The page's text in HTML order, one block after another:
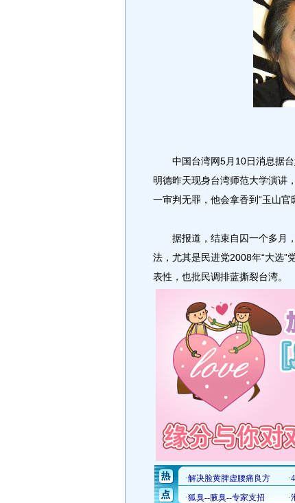
中国台湾网5月10日消息据台
明德昨天现身台湾师范大学演讲
一审判无罪，他会拿香到“玉山官
据报道，结束自囚一个多月，
法，尤其是民进党2008年“大选”
表性，也批民调排蓝撕裂台湾。